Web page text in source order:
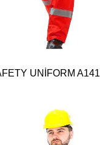
UNİFORM A141